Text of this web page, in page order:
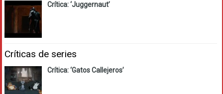
Crítica: ‘Juggernaut’
Críticas de series
Crítica: ‘Gatos Callejeros’